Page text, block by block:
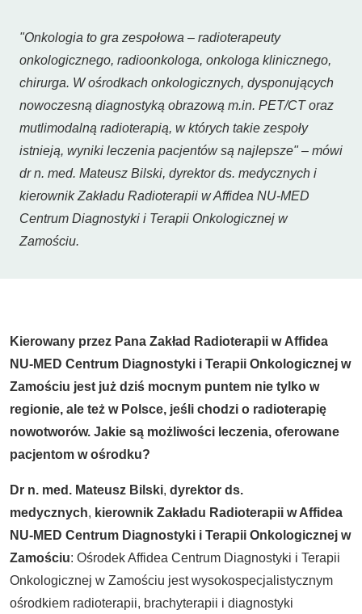
"Onkologia to gra zespołowa – radioterapeuty
onkologicznego, radioonkologa, onkologa klinicznego,
chirurga. W ośrodkach onkologicznych, dysponujących
nowoczesną diagnostyką obrazową m.in. PET/CT oraz
mutlimodalną radioterapią, w których takie zespoły
istnieją, wyniki leczenia pacjentów są najlepsze" – mówi
dr n. med. Mateusz Bilski, dyrektor ds. medycznych i
kierownik Zakładu Radioterapii w Affidea NU-MED
Centrum Diagnostyki i Terapii Onkologicznej w
Zamościu.
Kierowany przez Pana Zakład Radioterapii w Affidea
NU-MED Centrum Diagnostyki i Terapii Onkologicznej w
Zamościu jest już dziś mocnym puntem nie tylko w
regionie, ale też w Polsce, jeśli chodzi o radioterapię
nowotworów. Jakie są możliwości leczenia, oferowane
pacjentom w ośrodku?
Dr n. med. Mateusz Bilski, dyrektor ds.
medycznych, kierownik Zakładu Radioterapii w Affidea
NU-MED Centrum Diagnostyki i Terapii Onkologicznej w
Zamościu: Ośrodek Affidea Centrum Diagnostyki i Terapii
Onkologicznej w Zamościu jest wysokospecjalistycznym
ośrodkiem radioterapii, brachyterapii i diagnostyki